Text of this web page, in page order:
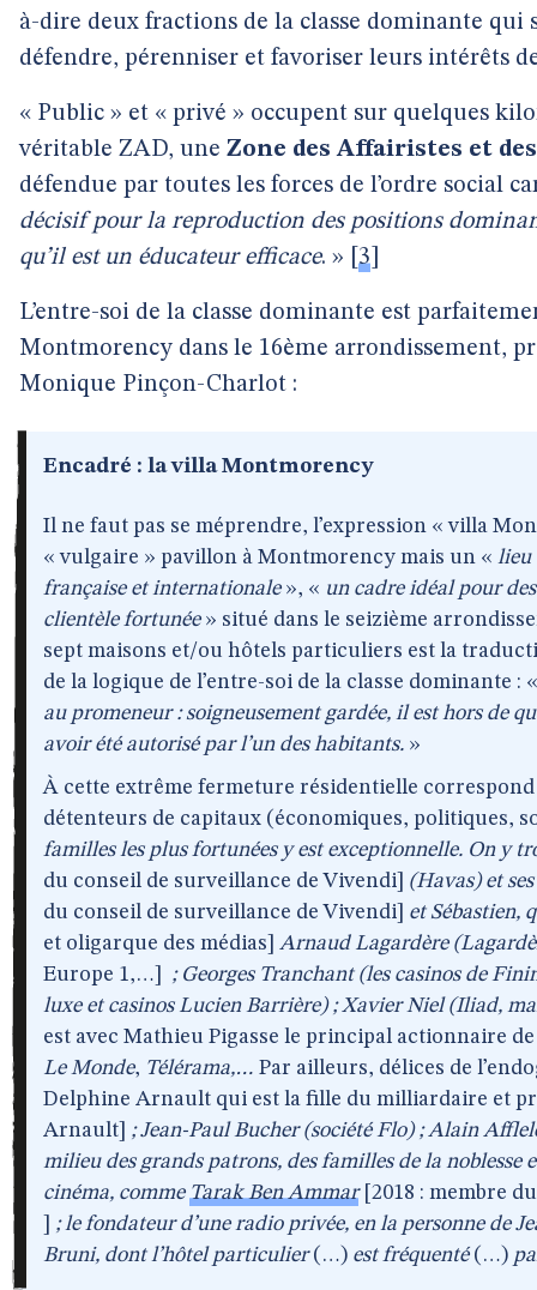
à-dire deux fractions de la classe dominante
défendre, pérenniser et favoriser leurs intérêts
« Public » et « privé » occupent sur quelques
véritable ZAD, une Zone des Affairistes et
défendue par toutes les forces de l’ordre social
décisif pour la reproduction des positions
qu’il est un éducateur efficace. » 3
L’entre-soi de la classe dominante est
Montmorency dans le 16ème arrondissement,
Monique Pinçon-Charlot :
Encadré : la villa Montmorency
Il ne faut pas se méprendre, l’expression « villa
« vulgaire » pavillon à Montmorency mais un « lieu
française et internationale», « un cadre idéal pour
clientèle fortunée» situé dans le seizième
sept maisons et/ou hôtels particuliers est la
de la logique de l’entre-soi de la classe dominante :
au promeneur : soigneusement gardée, il est hors de
avoir été autorisé par l’un des habitants. »
À cette extrême fermeture résidentielle
détenteurs de capitaux (économiques, politiques,
familles les plus fortunées y est exceptionnelle. On y
du conseil de surveillance de Vivendi]
(Havas) et
du conseil de surveillance de Vivendi]
et Sébastien,
et oligarque des médias]
Arnaud Lagardère
Europe 1,…]
; Georges Tranchant (les casinos de
luxe et casinos Lucien Barrière) ; Xavier Niel (Iliad,
est avec Mathieu Pigasse le principal actionnaire
Le Monde, Télérama,… Par ailleurs, délices de
Delphine Arnault qui est la fille du milliardaire et
Arnault]
; Jean-Paul Bucher (société Flo) ; Alain
milieu des grands patrons, des familles de la noblesse
cinéma, commeTarak Ben Ammar[2018 : membre
; le fondateur d’une radio privée, en la personne de
Bruni, dont l’hôtel particulier(…) est fréquenté(…)